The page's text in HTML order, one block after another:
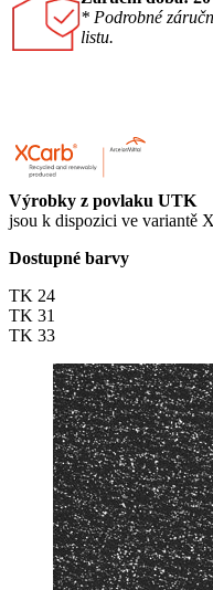
* Podrobné
listu.
Výrobky z povlaku UTK
jsou k dispozici ve variantě
Dostupné barvy
TK 24
TK 31
TK 33